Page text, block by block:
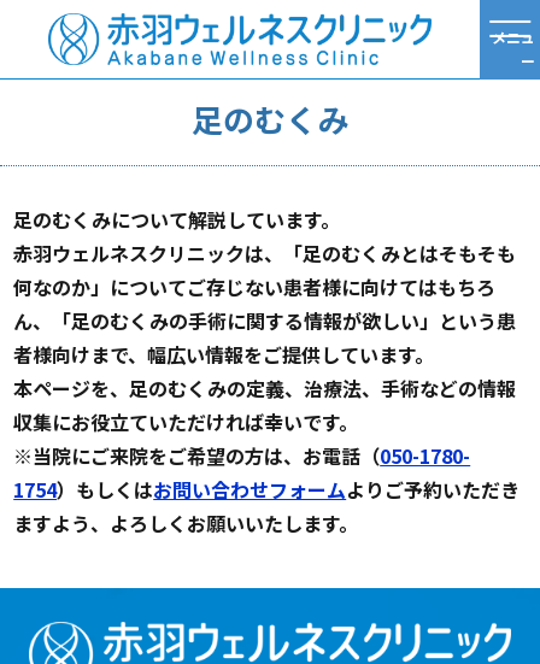
メニュ
ー
足のむくみ
足のむくみについて解説しています。
赤羽ウェルネスクリニックは、「足のむくみとはそもそも
何なのか」についてご存じない患者様に向けてはもちろ
ん、「足のむくみの手術に関する情報が欲しい」という患
者様向けまで、幅広い情報をご提供しています。
本ページを、足のむくみの定義、治療法、手術などの情報
収集にお役立ていただければ幸いです。
※当院にご来院をご希望の方は、お電話（050-1780-
1754）もしくはお問い合わせフォームよりご予約いただき
ますよう、よろしくお願いいたします。